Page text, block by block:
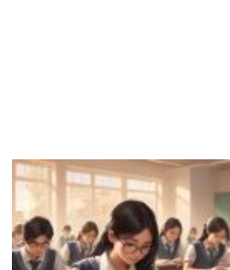
Belajar
Bahasa
Inggris
Online